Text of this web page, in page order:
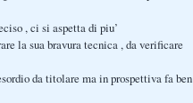
, ci si aspetta di piu’
la sua bravura tecnica , da verificare
da titolare ma in prospettiva fa ben